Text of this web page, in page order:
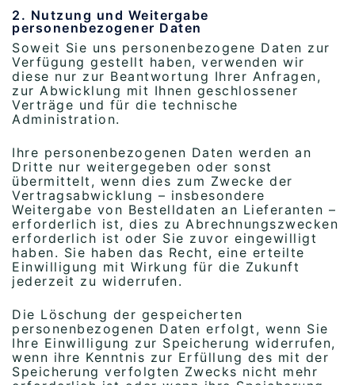
2. Nutzung und Weitergabe
personenbezogener Daten
Soweit Sie uns personenbezogene Daten zur
Verfügung gestellt haben, verwenden wir
diese nur zur Beantwortung Ihrer Anfragen,
zur Abwicklung mit Ihnen geschlossener
Verträge und für die technische
Administration.
Ihre personenbezogenen Daten werden an
Dritte nur weitergegeben oder sonst
übermittelt, wenn dies zum Zwecke der
Vertragsabwicklung – insbesondere
Weitergabe von Bestelldaten an Lieferanten –
erforderlich ist, dies zu Abrechnungszwecken
erforderlich ist oder Sie zuvor eingewilligt
haben. Sie haben das Recht, eine erteilte
Einwilligung mit Wirkung für die Zukunft
jederzeit zu widerrufen.
Die Löschung der gespeicherten
personenbezogenen Daten erfolgt, wenn Sie
Ihre Einwilligung zur Speicherung widerrufen,
wenn ihre Kenntnis zur Erfüllung des mit der
Speicherung verfolgten Zwecks nicht mehr